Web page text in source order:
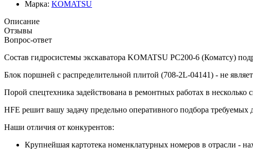
Марка: KOMATSU
Описание
Отзывы
Вопрос-ответ
Состав гидросистемы экскаватора KOMATSU PC200-6 (Коматсу)
Блок поршней c распределительной плитой (708-2L-04141) - не
Порой спецтехника задействована в ремонтных работах в
HFE решит вашу задачу предельно оперативного подбора требуемых
Наши отличия от конкурентов:
Крупнейшая картотека номенклатурных номеров в отрасли -